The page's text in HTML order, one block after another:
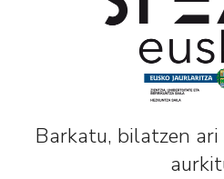
Barkatu, bilatzen ari